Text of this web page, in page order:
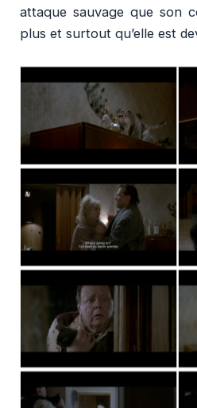
attaque sauvage que son
plus et surtout qu’elle est